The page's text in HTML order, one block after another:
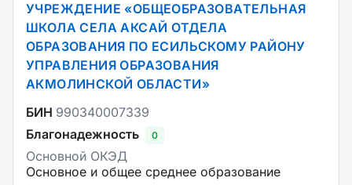
УЧРЕЖДЕНИЕ «ОБЩЕОБРАЗОВАТЕЛЬНАЯ
ШКОЛА СЕЛА АКСАЙ ОТДЕЛА
ОБРАЗОВАНИЯ ПО ЕСИЛЬСКОМУ РАЙОНУ
УПРАВЛЕНИЯ ОБРАЗОВАНИЯ
АКМОЛИНСКОЙ ОБЛАСТИ»
БИН 990340007339
Благонадежность
0
Основной ОКЭД
Основное и общее среднее образование